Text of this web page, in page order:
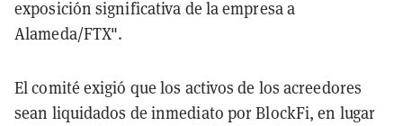
exposición significativa de la empresa a
Alameda/FTX".
El comité exigió que los activos de los acreedores
sean liquidados de inmediato por BlockFi, en lugar